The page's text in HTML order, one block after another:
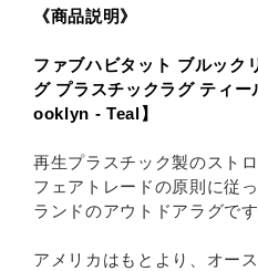
《商品説明》
ファブハビタット ブルック
グ プラスチックラグ ティ
ooklyn - Teal】
再生プラスチック製のストロ
フェアトレードの原則に従
ランドのアウトドアラグです
アメリカはもとより、オー